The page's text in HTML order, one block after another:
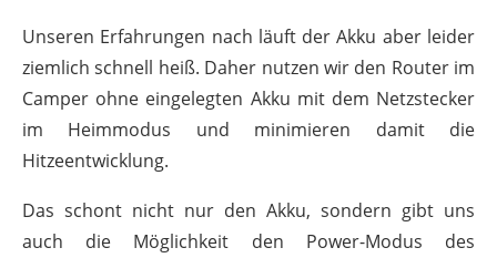
Unseren Erfahrungen nach läuft der Akku aber leider
ziemlich schnell heiß. Daher nutzen wir den Router im
Camper ohne eingelegten Akku mit dem Netzstecker
im Heimmodus und minimieren damit die
Hitzeentwicklung.
Das schont nicht nur den Akku, sondern gibt uns
auch die Möglichkeit den Power-Modus des